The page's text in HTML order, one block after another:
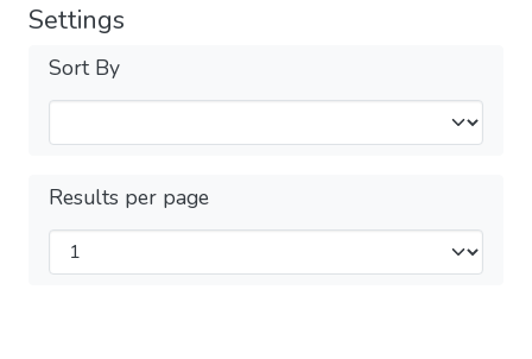
Settings
Sort By
Results per page